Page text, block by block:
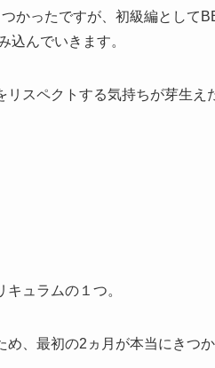
かったですが、初級編として
込んでいきます。
リスペクトする気持ちが芽生え
ュラムの１つ。
、最初の2ヵ月が本当にきつ